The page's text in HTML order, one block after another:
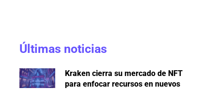
Últimas noticias
Kraken cierra su mercado de NFT
para enfocar recursos en nuevos